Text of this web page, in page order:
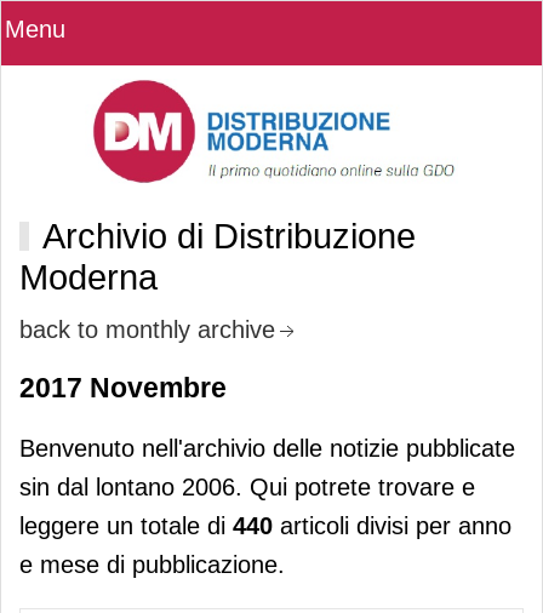
Menu
Archivio di Distribuzione
Moderna
back to monthly archive
2017 Novembre
Benvenuto nell'archivio delle notizie pubblicate
sin dal lontano 2006. Qui potrete trovare e
leggere un totale di 440 articoli divisi per anno
e mese di pubblicazione.